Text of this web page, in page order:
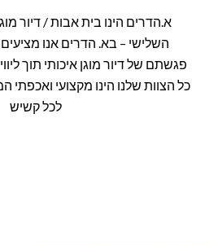
א.הדרים הינו בית אבות / דיור
השלישי – בא. הדרים אנו
פגשתם של דיור מוגן איכותי תוך
כל הצוות שלנו הינו מקצועי ואכפתי
לכל קשיש